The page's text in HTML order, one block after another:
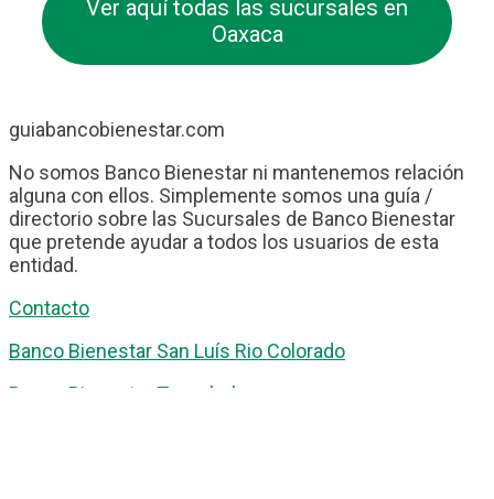
Ver aquí todas las sucursales en
Oaxaca
guiabancobienestar.com
No somos Banco Bienestar ni mantenemos relación
alguna con ellos. Simplemente somos una guía /
directorio sobre las Sucursales de Banco Bienestar
que pretende ayudar a todos los usuarios de esta
entidad.
Contacto
Banco Bienestar San Luís Rio Colorado
Banco Bienestar Tapachula